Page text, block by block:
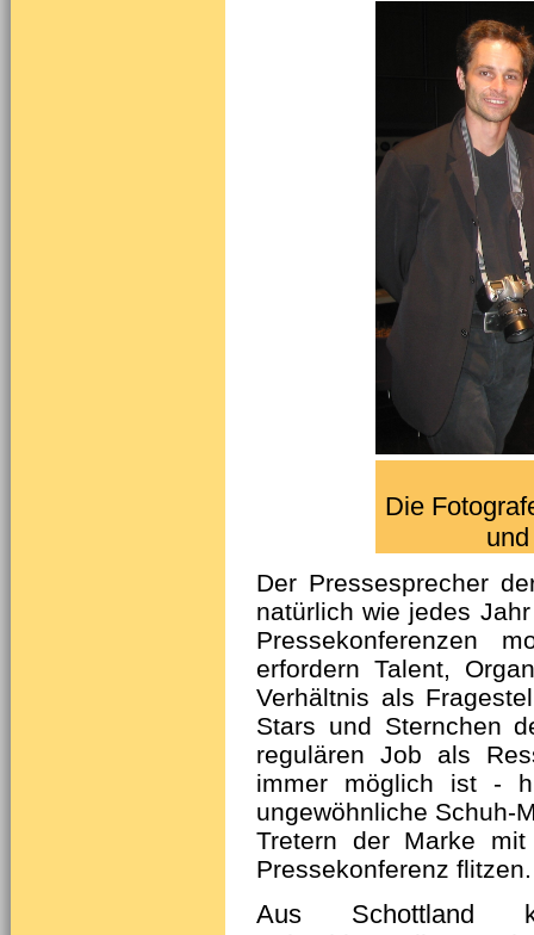
Die
Der Pressesprecher
natürlich wie jedes
Pressekonferenzen
erfordern Talent,
Verhältnis als
Stars und Sternchen
regulären Job als
immer möglich ist -
ungewöhnliche Schuh-
Tretern der Marke
Pressekonferenz flitzen.
Aus Schottland